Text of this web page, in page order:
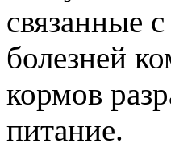
связанные
болезней
кормов
питание.